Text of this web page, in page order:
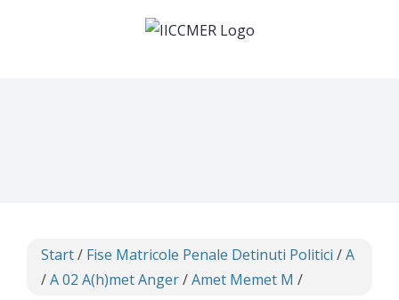
Start/ Fise Matricole Penale Detinuti Politici /A
/A 02 A(h)met Anger/Amet Memet M /